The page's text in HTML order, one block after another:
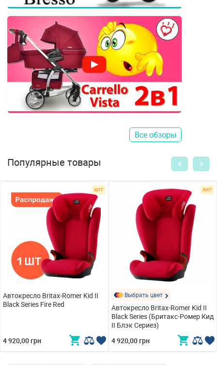
Все обзоры
Популярные товары
ХИТ
Автокресло Britax-Romer Kid II
Black Series Fire Red
4 920,00 грн
ХИТ
Выбрать цвет
Автокресло Britax-Romer Kid II
Black Series (Бритакс-Ромер Кид
II Блэк Сериез)
4 920,00 грн